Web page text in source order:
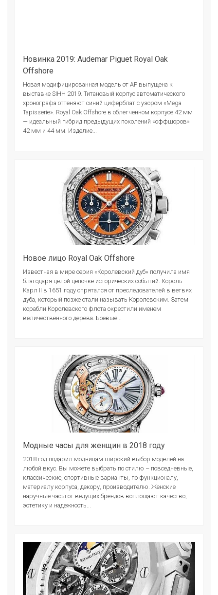
Новинка 2019: Audemar Piguet Royal Oak
Offshore
Новая модифицированная модель от АР выпущена к
выставке SIHH 2019. Титановый корпус автоматического
хронографа оттеняют синий циферблат с узором «Mega
Tapisserie». Royal Oak Offshore в облегченном корпусе 42 мм
— идеальный гибрид предыдущих поколений «оффшоров»
42 мм и 44 мм. Изделие...
Новое лицо Royal Oak Offshore
Известная в мире серия «Королевский дуб» получила имя
благодаря целой цепочке исторических событий. Король
Карл II в 1651 году спрятался от преследователей в ветвях
дуба, который позже стали называть Королевским. Затем
корабли Королевского флота окрестили именем
величественного дерева. Боевые...
Модные часы для женщин в 2018 году
2018 год подарил модницам широкий выбор моделей на
любой вкус. Вы можете выбрать по стилю – повседневные,
классические, спортивные варианты, по функционалу,
материалу корпуса, декору, производителю. Женские
наручные часы от ведущих брендов воплощают качество,
эстетику и надежность...